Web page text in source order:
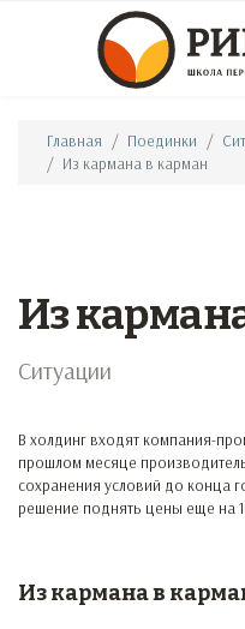
Главная Поединки
Из кармана в карман
Из
Ситуации
В холдинг входят компания-
прошлом месяце
сохранения условий до конца
решение поднять цены еще на
Из кармана в